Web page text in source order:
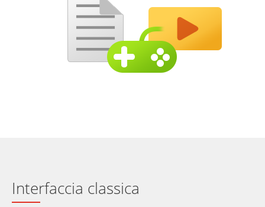
Interfaccia classica